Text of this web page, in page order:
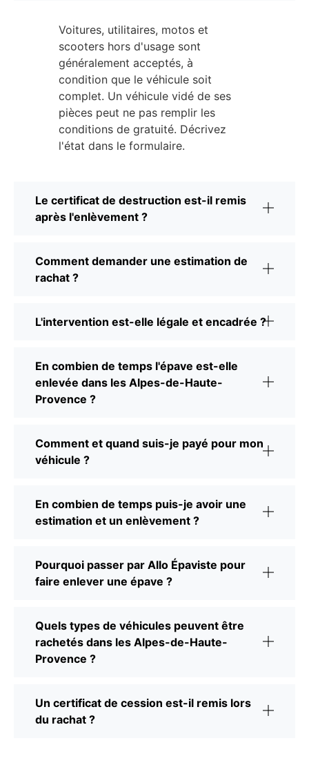
Voitures, utilitaires, motos et
scooters hors d'usage sont
généralement acceptés, à
condition que le véhicule soit
complet. Un véhicule vidé de ses
pièces peut ne pas remplir les
conditions de gratuité. Décrivez
l'état dans le formulaire.
Le certificat de destruction est-il remis
après l'enlèvement ?
Comment demander une estimation de
rachat ?
L'intervention est-elle légale et encadrée ?
En combien de temps l'épave est-elle
enlevée dans les Alpes-de-Haute-
Provence ?
Comment et quand suis-je payé pour mon
véhicule ?
En combien de temps puis-je avoir une
estimation et un enlèvement ?
Pourquoi passer par Allo Épaviste pour
faire enlever une épave ?
Quels types de véhicules peuvent être
rachetés dans les Alpes-de-Haute-
Provence ?
Un certificat de cession est-il remis lors
du rachat ?